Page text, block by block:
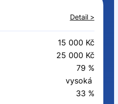
Detail >
15 000 Kč
25 000 Kč
79 %
vysoká
33 %